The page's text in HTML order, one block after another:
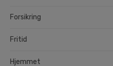
Forsikring
Fritid
Hjemmet